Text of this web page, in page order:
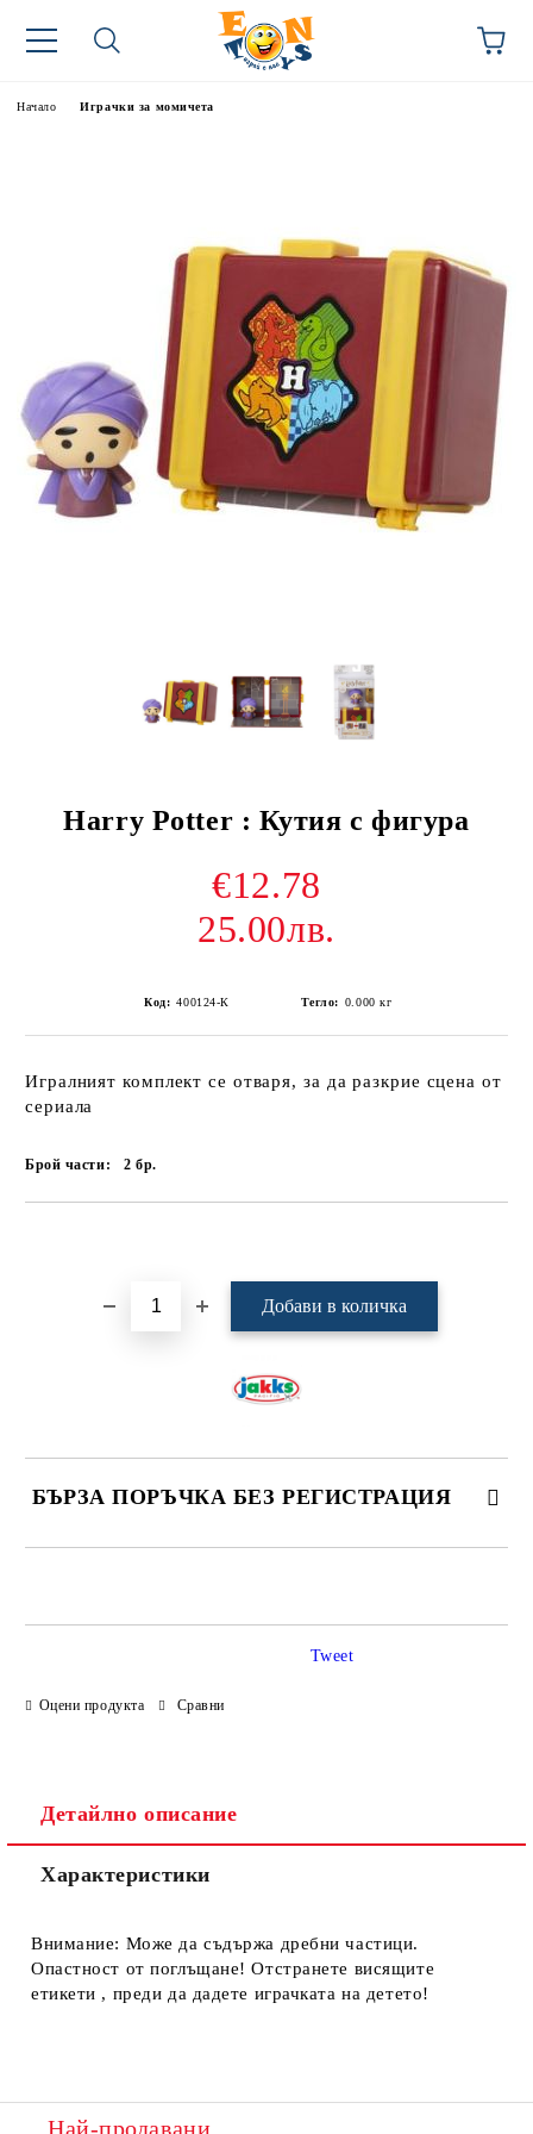
Начало Играчки за момичета
Harry Potter : Кутия с фигура
€12.78
25.00лв.
Код: 400124-К Тегло: 0.000 кг
Игралният комплект се отваря, за да разкрие сцена от
сериала
Брой части: 2бр.
БЪРЗА ПОРЪЧКА БЕЗ РЕГИСТРАЦИЯ
Оцени продукта Сравни
Tweet
Детайлно описание
Характеристики
Внимание: Може да съдържа дребни частици.
Опастност от поглъщане! Отстранете висящите
етикети , преди да дадете играчката на детето!
Най-продавани